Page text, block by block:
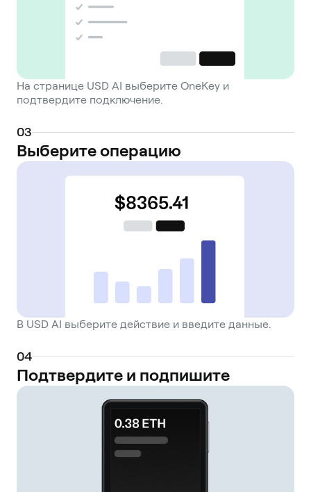
На странице USD AI выберите OneKey и
подтвердите подключение.
03
Выберите операцию
В USD AI выберите действие и введите данные.
04
Подтвердите и подпишите